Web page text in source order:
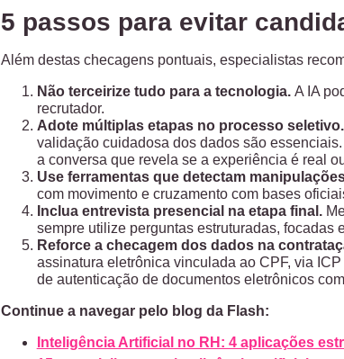
5 passos para evitar
Além destas checagens pontuais, especialistas
Não terceirize tudo para a tecnologia. A IA
recrutador.
Adote múltiplas etapas no processo seletivo.
validação cuidadosa dos dados são
a conversa que revela se a experiência é real
Use ferramentas que detectam
com movimento e cruzamento com bases
Inclua entrevista presencial na etapa final.
sempre utilize perguntas estruturadas, focadas
Reforce a checagem dos dados na
assinatura eletrônica vinculada ao CPF, via
de autenticação de documentos eletrônicos
Continue a navegar pelo blog da Flash:
Inteligência Artificial no RH: 4 aplicações